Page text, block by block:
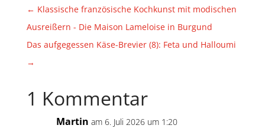
← Klassische französische Kochkunst mit modischen
Ausreißern - Die Maison Lameloise in Burgund
Das aufgegessen Käse-Brevier (8): Feta und Halloumi
→
1 Kommentar
Martin am 6. Juli 2026 um 1:20